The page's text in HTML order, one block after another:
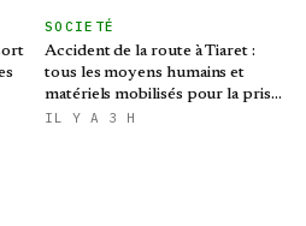
SOCIETÉ
Accident de la route à Tiaret :
tous les moyens humains et
matériels mobilisés pour la prise
en charge des blessés
IL Y A 3 H